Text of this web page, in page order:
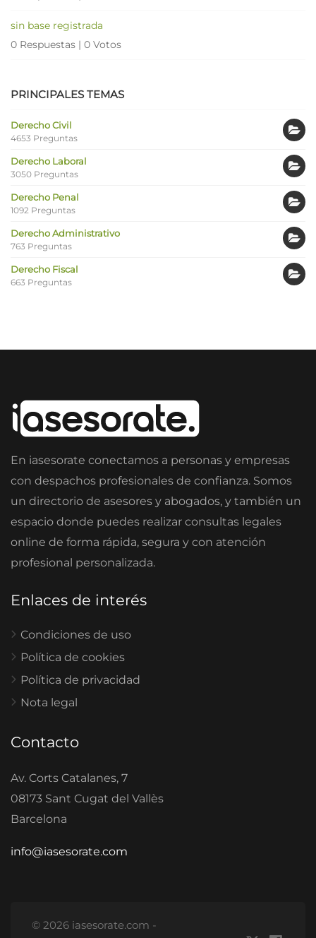
sin base registrada
0 Respuestas | 0 Votos
PRINCIPALES TEMAS
Derecho Civil
4653 Preguntas
Derecho Laboral
3050 Preguntas
Derecho Penal
1092 Preguntas
Derecho Administrativo
763 Preguntas
Derecho Fiscal
663 Preguntas
En iasesorate conectamos a personas y empresas
con despachos profesionales de confianza. Somos
un directorio de asesores y abogados, y también un
espacio donde puedes realizar consultas legales
online de forma rápida, segura y con atención
profesional personalizada.
Enlaces de interés
Condiciones de uso
Política de cookies
Política de privacidad
Nota legal
Contacto
Av. Corts Catalanes, 7
08173 Sant Cugat del Vallès
Barcelona
info@iasesorate.com
© 2026 iasesorate.com -